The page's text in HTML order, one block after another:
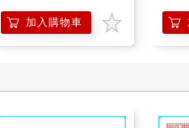
加入購物車
的